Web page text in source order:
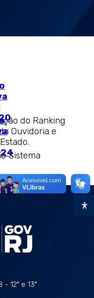
do Ranking
Ouvidoria e
Sistema
- 12º e 13º